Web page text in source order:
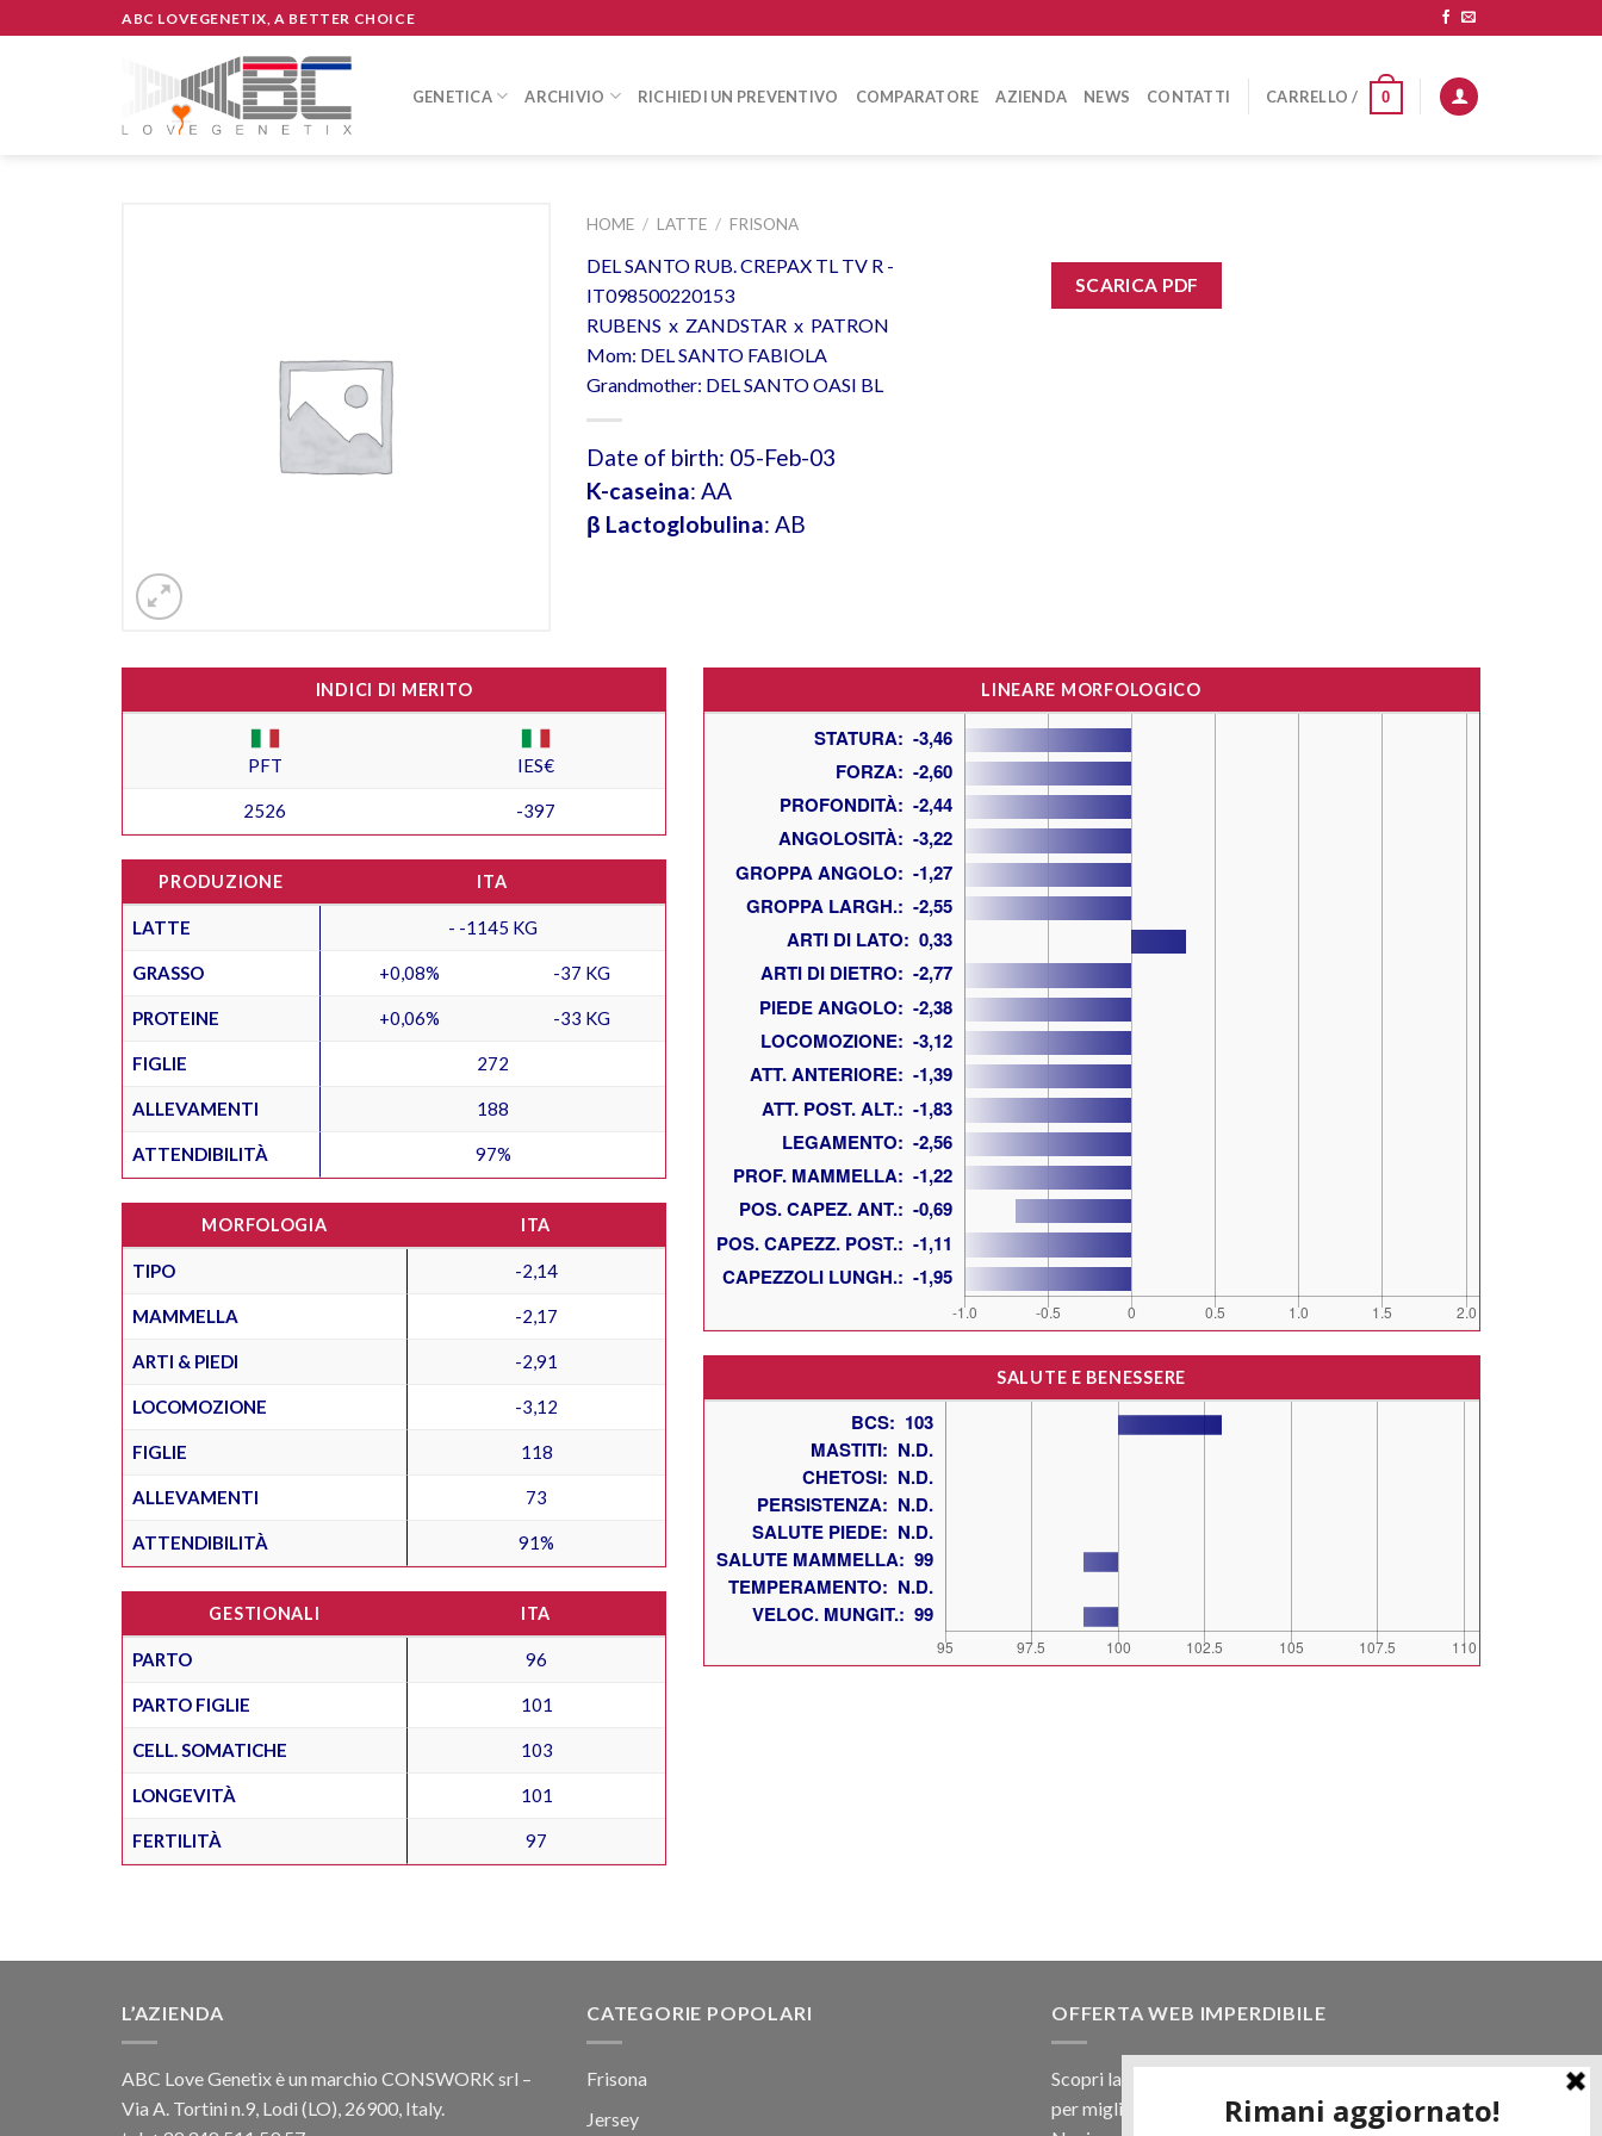
to
ABC LOVEGENETIX, A BETTER CHOICE
GENETICA ARCHIVIO RICHIEDI UN PREVENTIVO COMPARATORE AZIENDA NEWS CONTATTI CARRELLO / 0
HOME / LATTE / FRISONA
DEL SANTO RUB. CREPAX TL TV R -
IT098500220153
RUBENS x ZANDSTAR x PATRON
Mom: DEL SANTO FABIOLA
Grandmother: DEL SANTO OASI BL
Date of birth: 05-Feb-03
K-caseina: AA
β Lactoglobulina: AB
SCARICA PDF
INDICI DI MERITO
PFT IES€
2526 -397
PRODUZIONE ITA
LATTE - -1145 KG
GRASSO +0,08% -37 KG
PROTEINE +0,06% -33 KG
FIGLIE 272
ALLEVAMENTI 188
ATTENDIBILITÀ 97%
MORFOLOGIA ITA
TIPO -2,14
MAMMELLA -2,17
ARTI & PIEDI -2,91
LOCOMOZIONE -3,12
FIGLIE 118
ALLEVAMENTI 73
ATTENDIBILITÀ 91%
GESTIONALI ITA
PARTO 96
PARTO FIGLIE 101
CELL. SOMATICHE 103
LONGEVITÀ 101
FERTILITÀ 97
LINEARE MORFOLOGICO
SALUTE E BENESSERE
L’AZIENDA
ABC Love Genetix è un marchio CONSWORK srl –
Via A. Tortini n.9, Lodi (LO), 26900, Italy.
CATEGORIE POPOLARI
Frisona
Jersey
OFFERTA WEB IMPERDIBILE
Scopri la nostra offerta web! Un prezzo mai visto,
per migliaia di prodotti.